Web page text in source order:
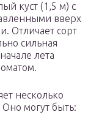
куст (1,5 м) с
вверх
Отличает сорт
сильная
лета
несколько
Оно могут быть: